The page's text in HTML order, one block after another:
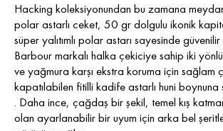
Hacking koleksiyonundan bu zamana
polar astarlı ceket, 50 gr dolgulu ikonik
süper yalıtımlı polar astarı sayesinde güvenilir
Barbour markalı halka çekiciye sahip iki
ve yağmura karşı ekstra koruma için sağlam
kapatılabilen fitilli kadife astarlı huni boynuna
. Daha ince, çağdaş bir şekil, temel kış
olan ayarlanabilir bir uyum için arka bel